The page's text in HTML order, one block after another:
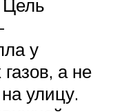
Цель
у
а не
улицу.